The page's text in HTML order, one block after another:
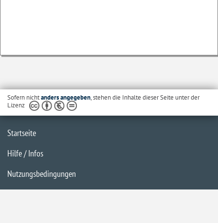
Sofern nichtanders angegeben, stehen die Inhalte dieser Seite unter der
Lizenz
Startseite
Hilfe / Infos
Nutzungsbedingungen